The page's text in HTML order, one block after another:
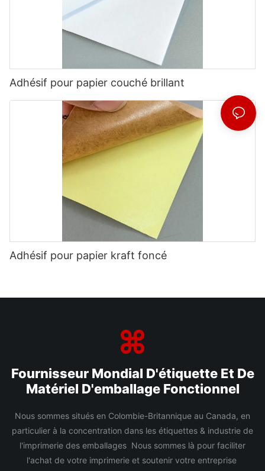
Adhésif pour papier couché brillant
Adhésif pour papier kraft foncé
Fournisseur Mondial D'étiquette Et De
Matériel D'emballage Fonctionnel
Nous sommes situés en Colombie-Britannique au Canada, en
particulier à la concentration dans les étiquettes & industrie de
l'imprimerie des emballages Nous sommes là pour faciliter
l'achat de votre imprimerie et soutenir votre entreprise